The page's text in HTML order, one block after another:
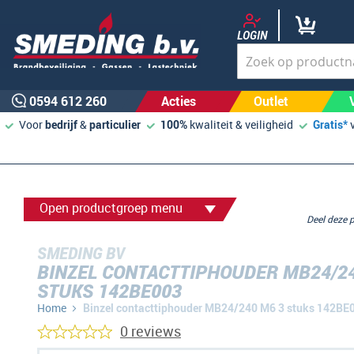
LOGIN
0594 612 260 Acties Outlet
Voorbedrijf&particulier 100% kwaliteit & veiligheid Gratis*
Open productgroep menu
SMEDING BV
BINZEL CONTACTTIPHOUDER MB24/
STUKS 142BE003
Home Binzel contacttiphouder MB24/240 M6 3 stuks
Deel
0 reviews